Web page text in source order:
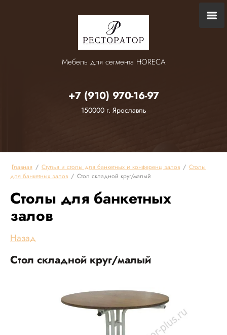
Мебель для сегмента HORECA
+7 (910) 970-16-97
150000 г. Ярославль
Главная / Стулья и столы для банкетных и конференц залов / Столы
для банкетных залов / Стол складной круг/малый
Столы для банкетных
залов
Назад
Стол складной круг/малый